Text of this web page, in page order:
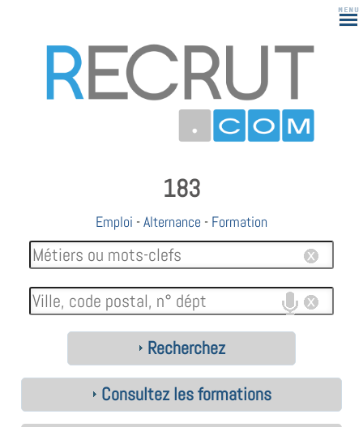
183
Emploi -Alternance - Formation
Recherchez
Consultez les formations